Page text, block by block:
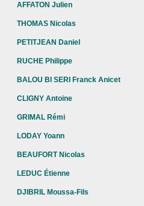
AFFATON Julien
THOMAS Nicolas
PETITJEAN Daniel
RUCHE Philippe
BALOU BI SERI Franck Anicet
CLIGNY Antoine
GRIMAL Rémi
LODAY Yoann
BEAUFORT Nicolas
LEDUC Étienne
DJIBRIL Moussa-Fils